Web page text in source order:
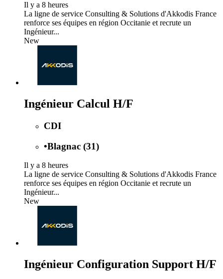
Il y a 8 heures
La ligne de service Consulting & Solutions d'Akkodis France
renforce ses équipes en région Occitanie et recrute un
Ingénieur...
New
Ingénieur Calcul H/F
CDI
•Blagnac (31)
Il y a 8 heures
La ligne de service Consulting & Solutions d'Akkodis France
renforce ses équipes en région Occitanie et recrute un
Ingénieur...
New
Ingénieur Configuration Support H/F